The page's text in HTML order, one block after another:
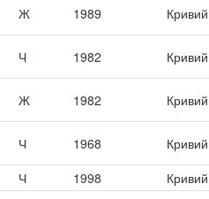
Ж 1989 Кривий
Ч 1982 Кривий
Ж 1982 Кривий
Ч 1968
Кривий
Ч 1998
Кривий